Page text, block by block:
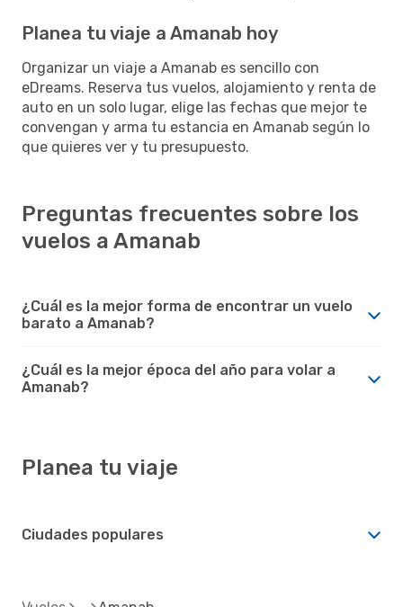
Planea tu viaje a Amanab hoy
Organizar un viaje a Amanab es sencillo con
eDreams. Reserva tus vuelos, alojamiento y renta de
auto en un solo lugar, elige las fechas que mejor te
convengan y arma tu estancia en Amanab según lo
que quieres ver y tu presupuesto.
Preguntas frecuentes sobre los
vuelos a Amanab
¿Cuál es la mejor forma de encontrar un vuelo
barato a Amanab?
¿Cuál es la mejor época del año para volar a
Amanab?
Planea tu viaje
Ciudades populares